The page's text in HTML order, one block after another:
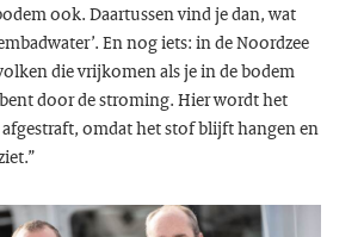
ook. Daartussen vind je dan, wat
En nog iets: in de Noordzee
die vrijkomen als je in de bodem
door de stroming. Hier wordt het
omdat het stof blijft hangen en